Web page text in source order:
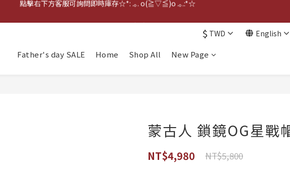
點擊右下方客服可詢問即時庫存☆*: .｡. o(≧▽≦)o .｡.:*☆
$ TWD English
Father's day SALE Home Shop All New Page
蒙古人 鎖鏡OG星戰
NT$4,980 NT$5,800